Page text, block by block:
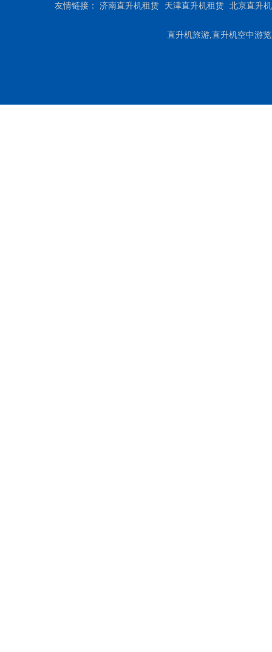
友情链接： 济南直升机租赁 天津直升机租赁 北京直升
直升机旅游,直升机空中游